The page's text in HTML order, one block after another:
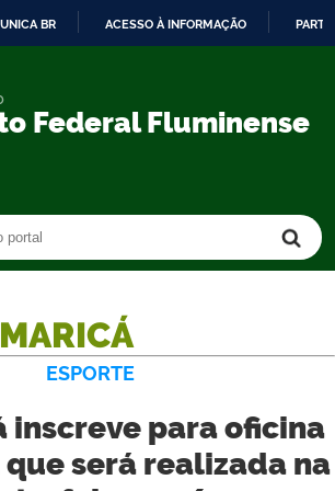
CONTEÚDO
BR ACESSO À INFORMAÇÃO
Federal Fluminense
MARICÁ
ESPORTE
inscreve para oficina
será realizada na